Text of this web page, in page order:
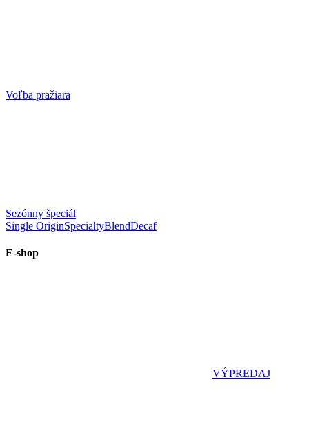
Voľba pražiara
Sezónny špeciál
Single OriginSpecialtyBlendDecaf
E-shop
VÝPREDAJ